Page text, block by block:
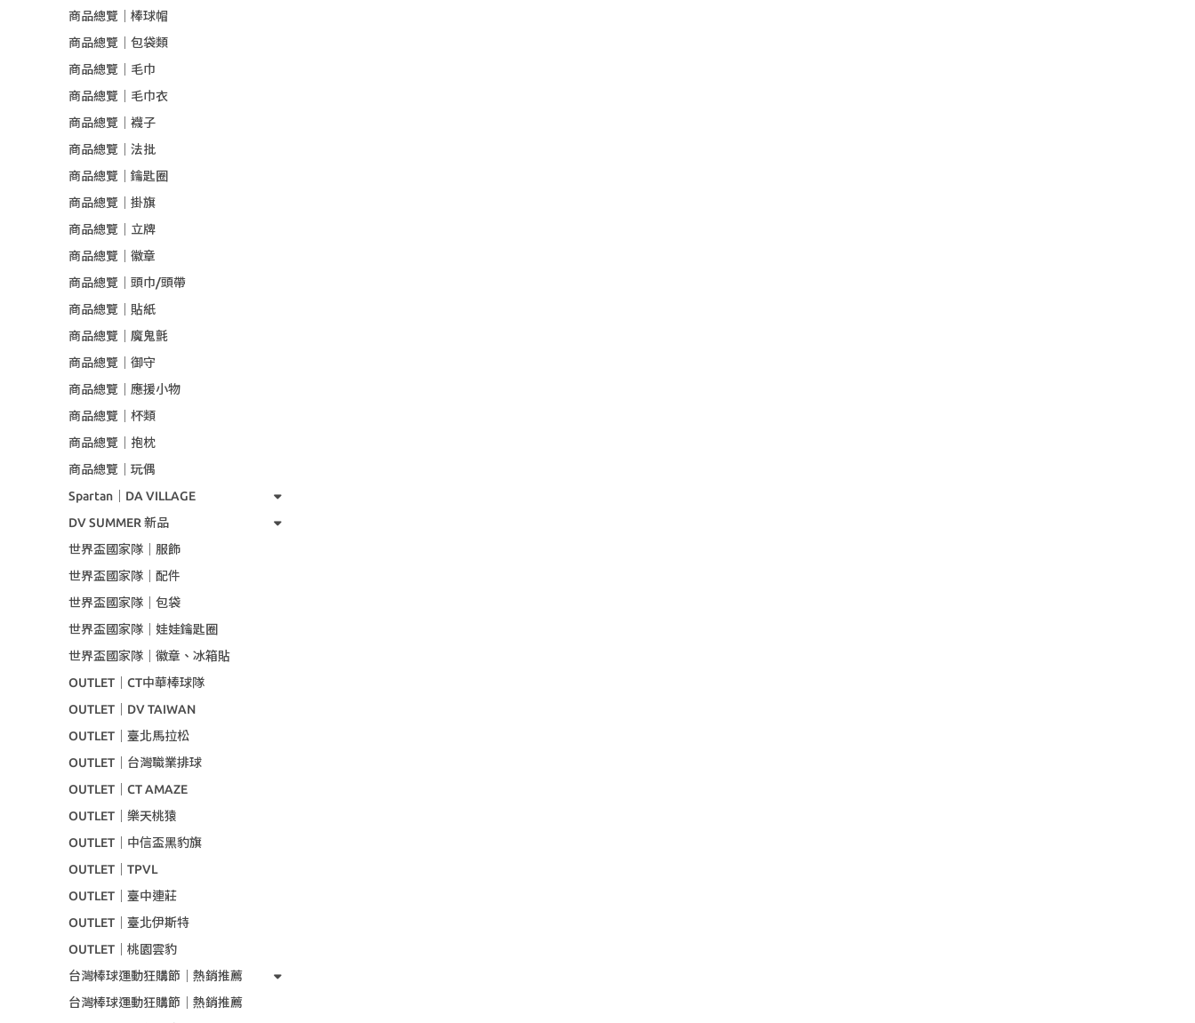
商品總覽｜棒球帽
商品總覽｜包袋類
商品總覽｜毛巾
商品總覽｜毛巾衣
商品總覽｜襪子
商品總覽｜法批
商品總覽｜鑰匙圈
商品總覽｜掛旗
商品總覽｜立牌
商品總覽｜徽章
商品總覽｜頭巾/頭帶
商品總覽｜貼紙
商品總覽｜魔鬼氈
商品總覽｜御守
商品總覽｜應援小物
商品總覽｜杯類
商品總覽｜抱枕
商品總覽｜玩偶
Spartan｜DA VILLAGE
DV SUMMER 新品
世界盃國家隊｜服飾
世界盃國家隊｜配件
世界盃國家隊｜包袋
世界盃國家隊｜娃娃鑰匙圈
世界盃國家隊｜徽章、冰箱貼
OUTLET｜CT中華棒球隊
OUTLET｜DV TAIWAN
OUTLET｜臺北馬拉松
OUTLET｜台灣職業排球
OUTLET｜CT AMAZE
OUTLET｜樂天桃猿
OUTLET｜中信盃黑豹旗
OUTLET｜TPVL
OUTLET｜臺中連莊
OUTLET｜臺北伊斯特
OUTLET｜桃園雲豹
台灣棒球運動狂購節｜熱銷推薦
台灣棒球運動狂購節｜熱銷推薦